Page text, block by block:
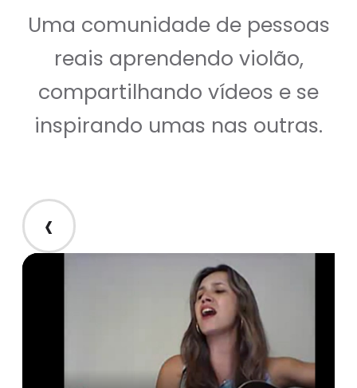
Uma comunidade de pessoas
reais aprendendo violão,
compartilhando vídeos e se
inspirando umas nas outras.
‹